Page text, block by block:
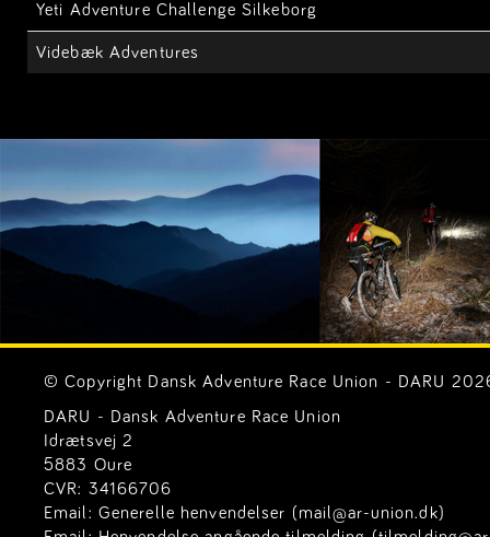
Yeti Adventure Challenge Silkeborg
Videbæk Adventures
© Copyright Dansk Adventure Race Union - DARU
DARU - Dansk Adventure Race Union
Idrætsvej 2
5883 Oure
CVR: 34166706
Email: Generelle henvendelser (mail@ar-union.dk)